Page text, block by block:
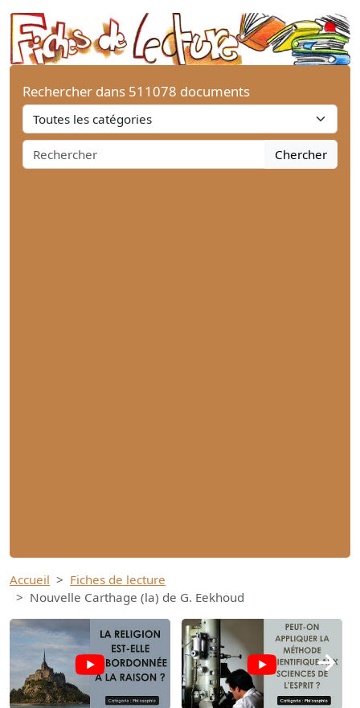
Rechercher dans 511078 documents
Chercher
Accueil
Fiches de lecture
Nouvelle Carthage (la) de G. Eekhoud
→